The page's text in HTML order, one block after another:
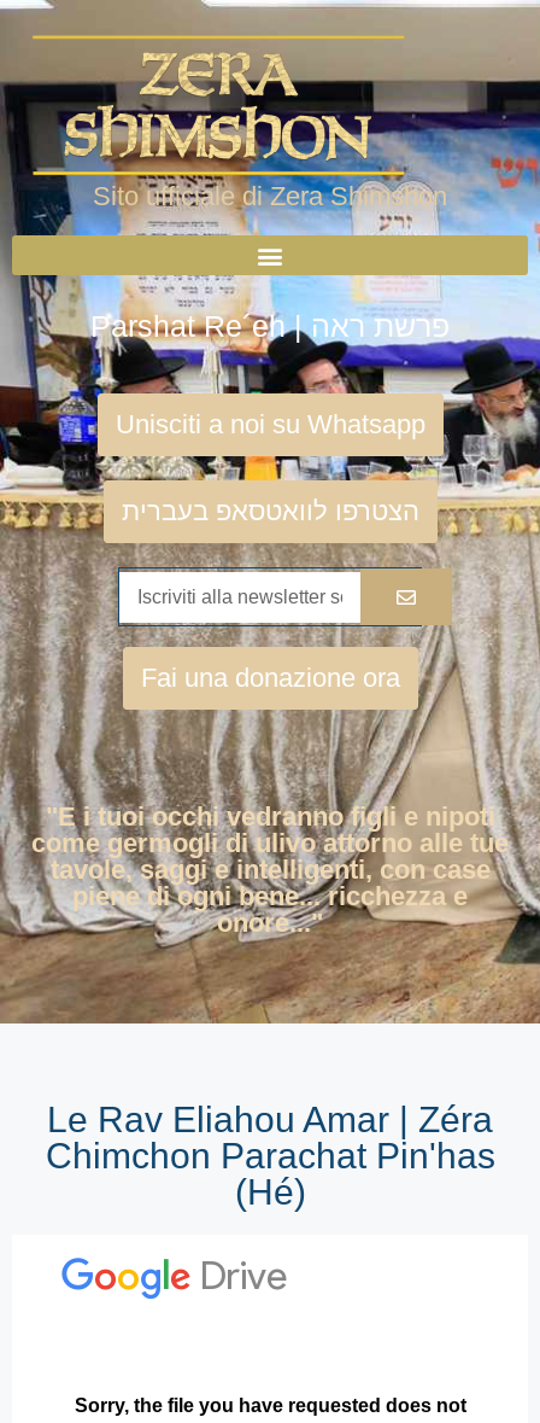
Sito ufficiale di Zera Shimshon
Parshat Re´eh | פרשת ראה
Unisciti a noi su Whatsapp
הצטרפו לוואטסאפ בעברית
Fai una donazione ora
"E i tuoi occhi vedranno figli e nipoti
come germogli di ulivo attorno alle tue
tavole, saggi e intelligenti, con case
piene di ogni bene... ricchezza e
onore..."
Le Rav Eliahou Amar | Zéra
Chimchon Parachat Pin'has
(Hé)